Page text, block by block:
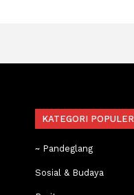
KATEGORI POPULER
~ Pandeglang
Sosial & Budaya